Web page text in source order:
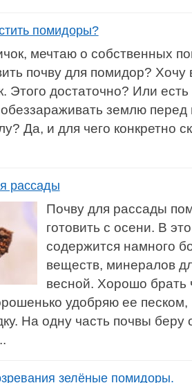
помидоры?
мечтаю о собственных
почву для помидор? Хочу
Этого достаточно? Или есть
землю перед
Да, и для чего конкретно
рассады
Почву для рассады
готовить с осени. В
содержится намного
веществ, минералов
весной. Хорошо брать
удобряю ее
На одну часть почвы беру
зелёные помидоры.